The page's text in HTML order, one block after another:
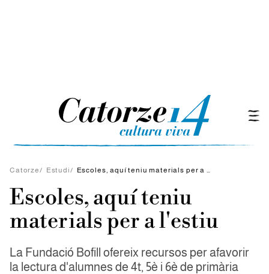
Catorze/ Estudi/ Escoles, aquí teniu materials per a l'estiu
Escoles, aquí teniu
materials per a l'estiu
La Fundació Bofill ofereix recursos per afavorir
la lectura d'alumnes de 4t, 5è i 6è de primària